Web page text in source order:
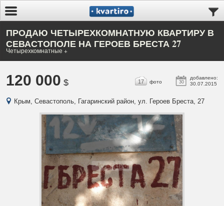
ПРОДАЮ ЧЕТЫРЕХКОМНАТНУЮ КВАРТИРУ В
СЕВАСТОПОЛЕ НА ГЕРОЕВ БРЕСТА 27
Четырехкомнатные +
120 000 $ 30
добавлено:
30.07.2015
17 фото
Крым, Севастополь, Гагаринский район, ул. Героев Бреста, 27